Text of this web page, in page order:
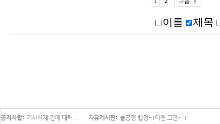
이름 제목
공지사항 기사삭제 건에 대해... 자유게시판 불공정 행정~!이젠 그만~!!